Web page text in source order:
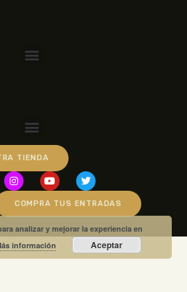
TIENDA
COMPRA TUS ENTRADAS
analizar y mejorar la experiencia en
información Aceptar